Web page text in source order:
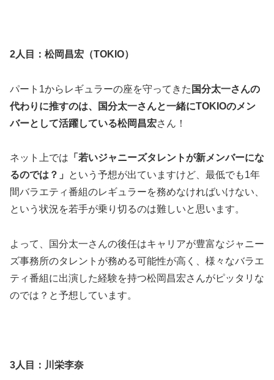
2人目：松岡昌宏（TOKIO）
パート1からレギュラーの座を守ってきた 国分太一さんの
代わりに推すのは、国分太一さんと一緒にTOKIOのメン
バーとして活躍している松岡昌宏さん！
ネット上では 「若いジャニーズタレントが新メンバーにな
るのでは？」
という予想が出ていますけど、最低でも1年
間バラエティ番組のレギュラーを務めなければいけない、
という状況を若手が乗り切るのは難しいと思います。
よって、国分太一さんの後任はキャリアが豊富なジャニー
ズ事務所のタレントが務める可能性が高く、様々なバラエ
ティ番組に出演した経験を持つ松岡昌宏さんがピッタリな
のでは？と予想しています。
3人目：川栄李奈